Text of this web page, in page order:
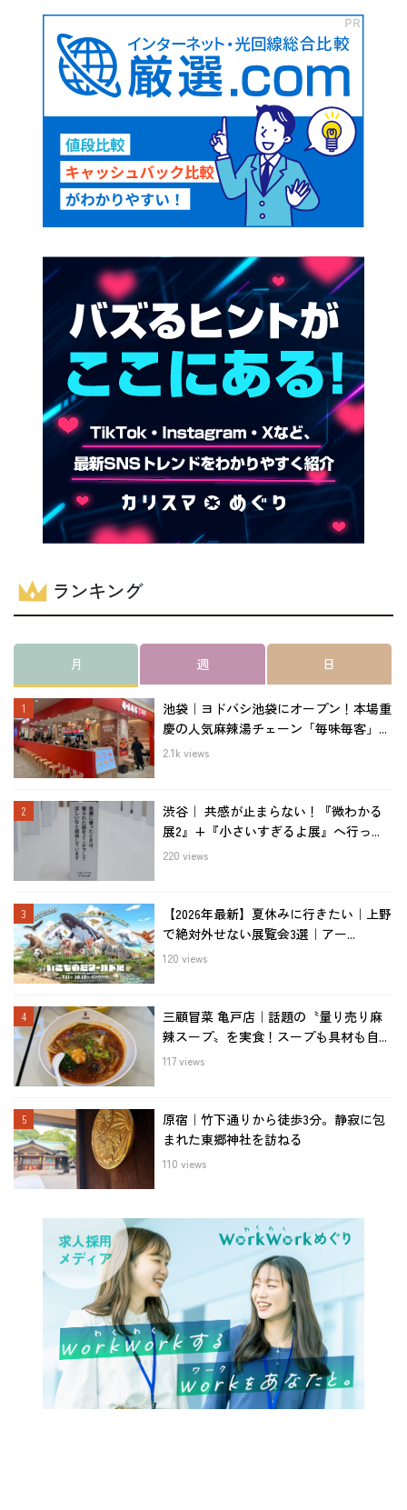
ランキング
月 週 日
池袋｜ヨドバシ池袋にオープン！本場重
慶の人気麻辣湯チェーン「毎味毎客」...
2.1k views
渋谷｜ 共感が止まらない！『微わかる
展2』+『小さいすぎるよ展』へ行っ...
220 views
【2026年最新】夏休みに行きたい｜上野
で絶対外せない展覧会3選｜アー...
120 views
三顧冒菜 亀戸店｜話題の〝量り売り麻
辣スープ〟を実食！スープも具材も自...
117 views
原宿｜竹下通りから徒歩3分。静寂に包
まれた東郷神社を訪ねる
110 views